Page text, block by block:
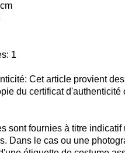
1
Cet article provient
du certificat d'authenticité
sont fournies à titre
Dans le cas ou une